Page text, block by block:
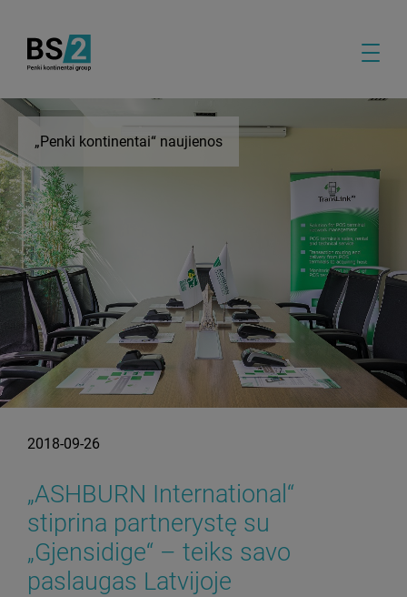
„Penki kontinentai“ naujienos
2018-09-26
„ASHBURN International“
stiprina partnerystę su
„Gjensidige“ – teiks savo
paslaugas Latvijoje